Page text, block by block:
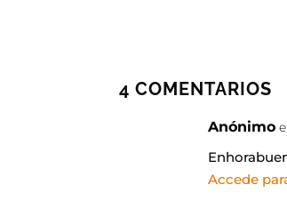
4 COMENTARIOS
Anónimo
Accede